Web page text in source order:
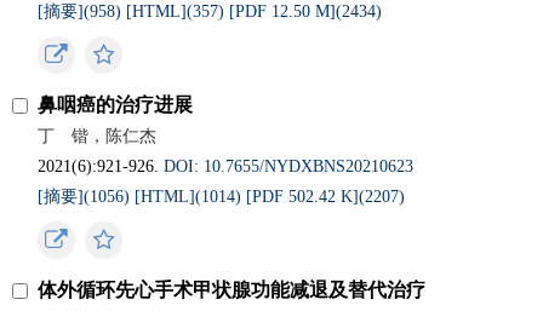
[摘要](958) [HTML](357) [PDF 12.50 M](2434)
鼻咽癌的治疗进展
丁 锴，陈仁杰
2021(6):921-926.DOI: 10.7655/NYDXBNS20210623
[摘要](1056) [HTML](1014) [PDF 502.42 K](2207)
体外循环先心手术甲状腺功能减退及替代治疗